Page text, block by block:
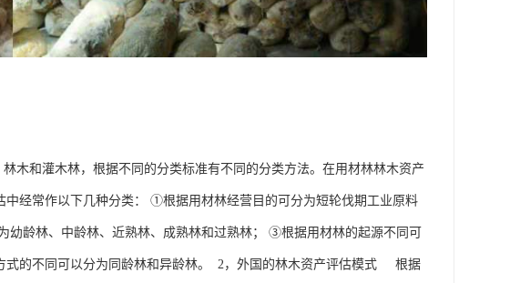
木和灌木林，根据不同的分类标准有不同的分类方法。在用材林林木资产
经常作以下几种分类： ①根据用材林经营目的可分为短轮伐期工业原料
龄林、中龄林、近熟林、成熟林和过熟林； ③根据用材林的起源不同可
式的不同可以分为同龄林和异龄林。 2，外国的林木资产评估模式 根据